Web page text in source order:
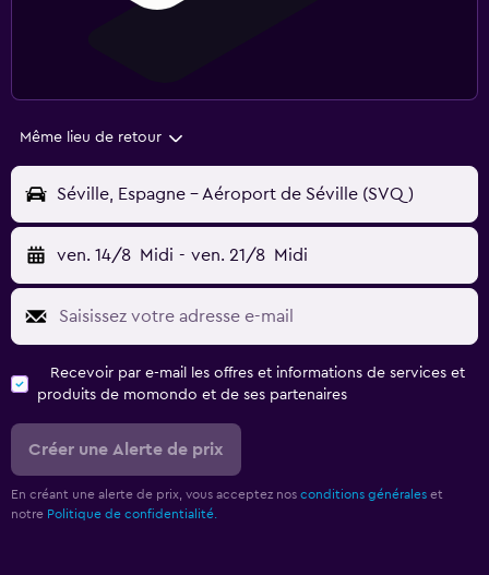
Même lieu de retour
Séville, Espagne - Aéroport de Séville (SVQ)
ven. 14/8 Midi - ven. 21/8 Midi
Recevoir par e-mail les offres et informations de services et
produits de momondo et de ses partenaires
Créer une Alerte de prix
En créant une alerte de prix, vous acceptez nos conditions générales et
notre Politique de confidentialité.